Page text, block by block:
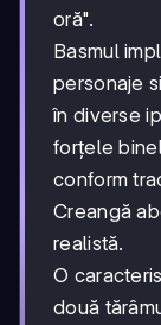
oră".
Basmul
personaje
în diverse
forțele
conform
Creangă
realistă.
O
două